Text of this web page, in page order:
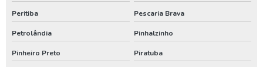
Poço artesiano paraná
Serviço de poço artesiano
Assistencia de bomba de poço em santa catarina
Peritiba Pescaria Brava
Petrolândia Pinhalzinho
Pinheiro Preto Piratuba